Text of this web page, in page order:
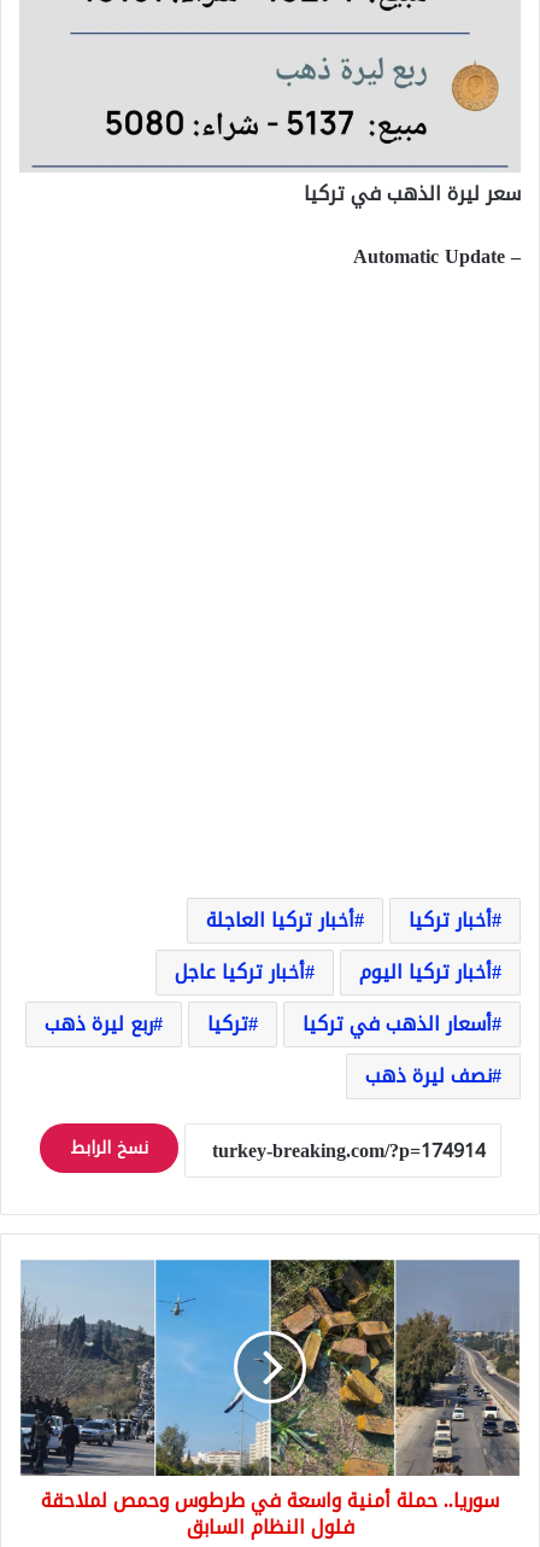
سعر ليرة الذهب في تركيا
– Automatic Update
أخبار تركيا
أخبار تركيا العاجلة
أخبار تركيا اليوم
أخبار تركيا عاجل
أسعار الذهب في تركيا
تركيا
ربع ليرة ذهب
نصف ليرة ذهب
نسخ الرابط
سوريا..
واسعة
في
طرطوس
وحمص
لملاحقة
فلول
النظام
السابق
سوريا.. حملة أمنية واسعة في طرطوس وحمص لملاحقة
فلول النظام السابق